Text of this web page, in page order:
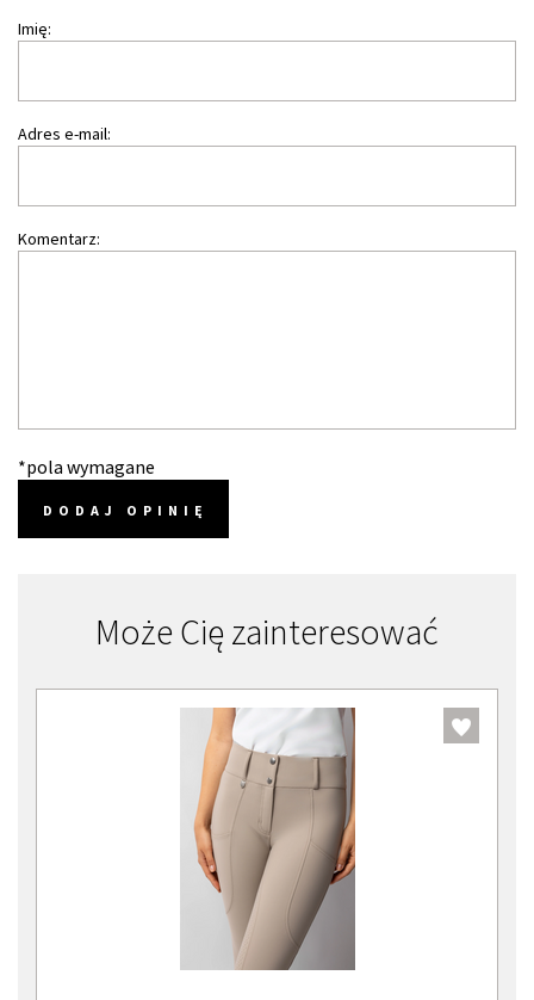
Imię:
Adres e-mail:
Komentarz:
*pola wymagane
DODAJ OPINIĘ
Może Cię zainteresować